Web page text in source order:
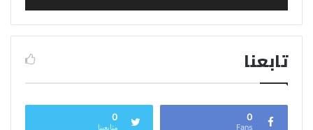
تابعنا
0
Fans
0
متابعينا